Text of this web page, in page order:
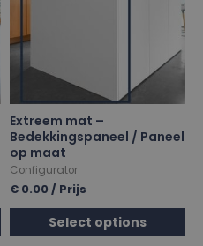
Extreem mat –
Bedekkingspaneel / Paneel
op maat
Configurator
€ 0.00 / Prijs
Select options